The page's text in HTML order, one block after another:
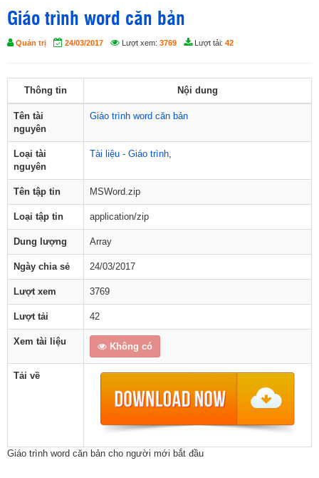
Giáo trình word căn bản
Quản trị 24/03/2017 Lượt xem: 3769 Lượt tải: 42
Thông tin Nội dung
Tên tài
nguyên
Giáo trình word căn bản
Loại tài
nguyên
Tài liệu - Giáo trình,
Tên tập tin MSWord.zip
Loại tập tin application/zip
Dung lượng Array
Ngày chia sẻ 24/03/2017
Lượt xem 3769
Lượt tải 42
Xem tài liệu Không có
Tải về
Giáo trình word căn bản cho người mới bắt đầu